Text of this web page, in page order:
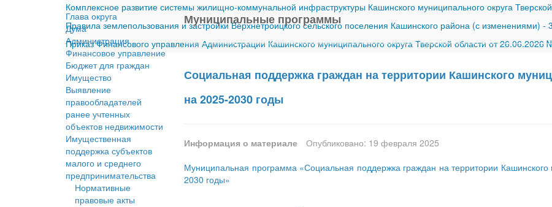
Комплексное развитие системы жилищно-коммунальной инфраструктуры Кашинского муниципального округа
Правила землепользования и застройки Верхнетроицкого сельского поселения Кашинского района (с изменениями) -
Приказ Финансового управления Администрации Кашинского муниципального округа Тверской области от 26.06.2026
Глава округа
Дума
Администрация
Финансовое управление
Бюджет для граждан
Имущество
Выявление
правообладателей
ранее учтенных
объектов недвижимости
Имущественная
поддержка субъектов
малого и среднего
предпринимательства
Нормативные
правовые акты
Муниципальные программы
Социальная поддержка граждан на территории Кашинского
на 2025-2030 годы
Информация о материале
Опубликовано: 19 февраля 2025
Муниципальная программа «Социальная поддержка граждан на территории Кашинского
2030 годы»